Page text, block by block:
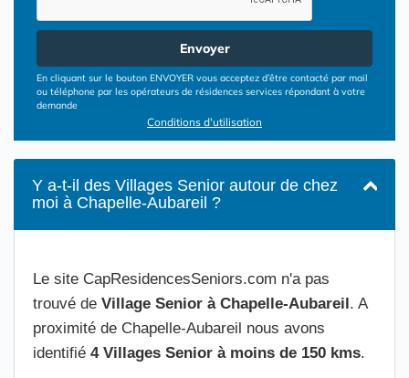
Envoyer
En cliquant sur le bouton ENVOYER vous acceptez d’être contacté par mail
ou téléphone par les opérateurs de résidences services répondant à votre
demande
Conditions d'utilisation
Y a-t-il des Villages Senior autour de chez
moi à Chapelle-Aubareil ?
Le site CapResidencesSeniors.com n'a pas
trouvé de Village Senior à Chapelle-Aubareil. A
proximité de Chapelle-Aubareil nous avons
identifié 4 Villages Senior à moins de 150 kms.